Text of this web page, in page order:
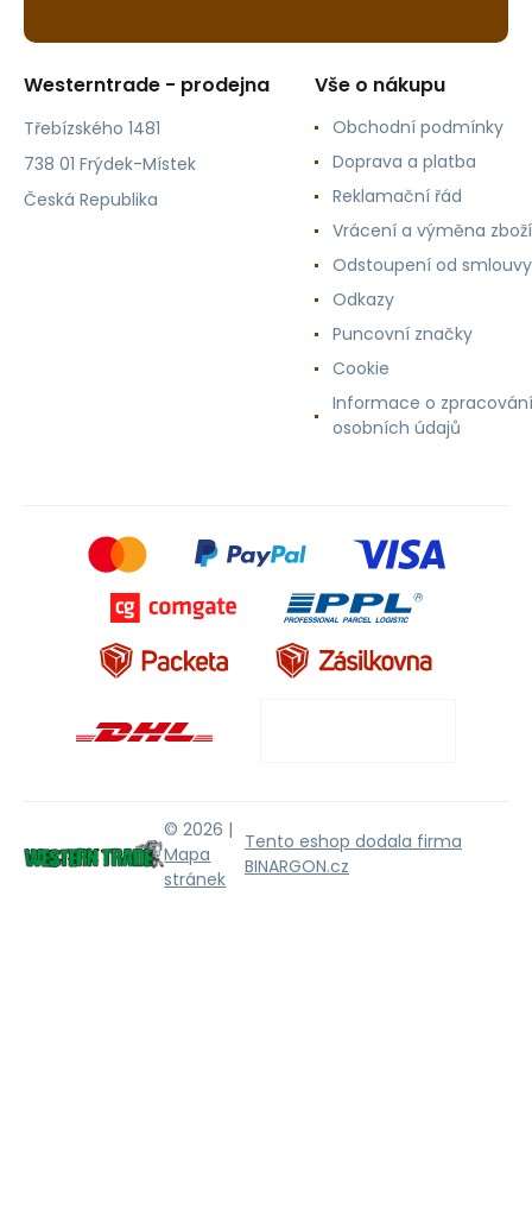
Westerntrade - prodejna
Třebízského 1481
738 01 Frýdek-Místek
Česká Republika
Vše o nákupu
Obchodní podmínky
Doprava a platba
Reklamační řád
Vrácení a výměna zboží
Odstoupení od smlouvy
Odkazy
Puncovní značky
Cookie
Informace o zpracování
osobních údajů
© 2026 |
Mapa
stránek
Tento eshop dodala firma
BINARGON.cz